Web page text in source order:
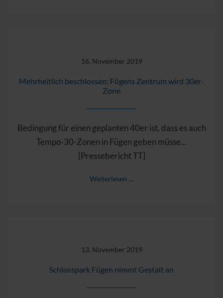
16. November 2019
Mehrheitlich beschlossen: Fügens Zentrum wird 30er-
Zone
Bedingung für einen geplanten 40er ist, dass es auch
Tempo-30-Zonen in Fügen geben müsse...
[Pressebericht TT]
Weiterlesen …
13. November 2019
Schlosspark Fügen nimmt Gestalt an